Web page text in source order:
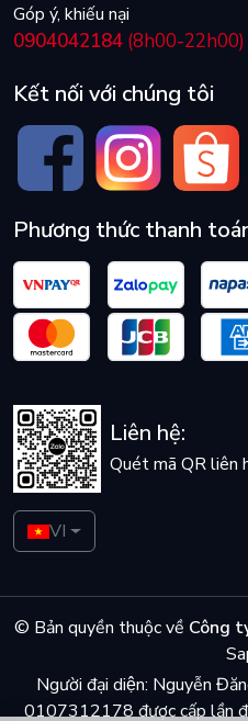
Góp ý, khiếu nại
0904042184 (8h00-22h00)
Kết nối với chúng tôi
Phương thức thanh
Liên hệ:
Quét mã QR liên
VI
© Bản quyền thuộc về Công
Người đại diện: Nguyễn
0107312178 được cấp lần